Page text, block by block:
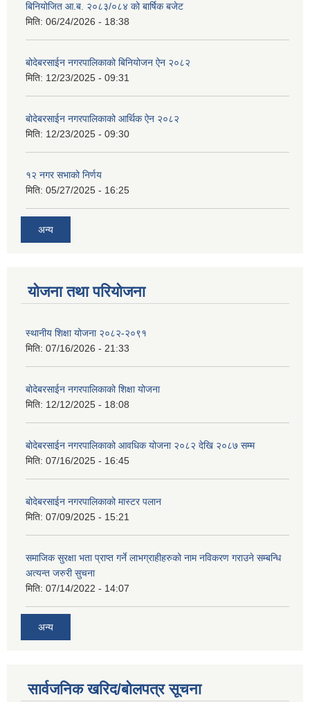
बिनियोजित आ.ब. २०८३/०८४ को बार्षिक बजेट
मिति: 06/24/2026 - 18:38
बोदेबरसाईन नगरपालिकाको बिनियोजन ऐन २०८२
मिति: 12/23/2025 - 09:31
बोदेबरसाईन नगरपालिकाको आर्थिक ऐन २०८२
मिति: 12/23/2025 - 09:30
१२ नगर सभाको निर्णय
मिति: 05/27/2025 - 16:25
अन्य
योजना तथा परियोजना
स्थानीय शिक्षा योजना २०८२-२०९१
मिति: 07/16/2026 - 21:33
बोदेबरसाईन नगरपालिकाको शिक्षा योजना
मिति: 12/12/2025 - 18:08
बोदेबरसाईन नगरपालिकाको आवधिक योजना २०८२ देखि २०८७ सम्म
मिति: 07/16/2025 - 16:45
बोदेबरसाईन नगरपालिकाको मास्टर पलान
मिति: 07/09/2025 - 15:21
समाजिक सुरक्षा भता प्राप्त गर्ने लाभग्राहीहरुको नाम नविकरण गराउने सम्बन्धि
अत्यन्त जरुरी सुचना
मिति: 07/14/2022 - 14:07
अन्य
सार्वजनिक खरिद/बोलपत्र सूचना